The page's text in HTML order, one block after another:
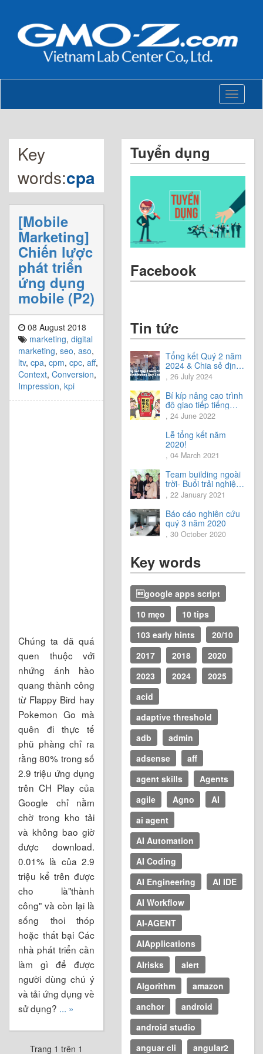
Toggle
Key
words:cpa
[Mobile
Marketing]
Chiến lược
phát triển
ứng dụng
mobile (P2)
08 August 2018
marketing, digital
marketing, seo, aso,
ltv, cpa, cpm, cpc, aff,
Context, Conversion,
Impression, kpi
Chúng ta đã quá
quen thuộc với
nhứng ánh hào
quang thành công
từ Flappy Bird hay
Pokemon Go mà
quên đi thực tế
phũ phàng chỉ ra
rằng 80% trong số
2.9 triệu ứng dụng
trên CH Play của
Google chỉ nằm
chờ trong kho tải
và không bao giờ
được download.
0.01% là của 2.9
triệu kể trên được
cho là"thành
công" và còn lại là
sống thoi thóp
hoặc thất bại Các
nhà phát triển cần
làm gì để được
người dùng chú ý
và tải ứng dụng về
sử dụng? ... »
Trang 1 trên 1
Tuyển dụng
Facebook
Tin tức
Tổng kết Quý 2 năm
2024 & Chia sẻ định
hướng Quý 3 năm
2024
, 26 July 2024
Bí kíp nâng cao trình
độ giao tiếp tiếng
Nhật.
, 24 June 2022
Lễ tổng kết năm
2020!
, 04 March 2021
Team building ngoài
trời- Buổi trải nghiệm
tuyệt vời.
, 22 January 2021
Báo cáo nghiên cứu
quý 3 năm 2020
, 30 October 2020
Key words
google apps script
10 mẹo
10 tips
103 early hints
20/10
2017
2018
2020
2023
2024
2025
acid
adaptive threshold
adb
admin
adsense
aff
agent skills
Agents
agile
Agno
AI
ai agent
AI Automation
AI Coding
AI Engineering
AI IDE
AI Workflow
AI-AGENT
AIApplications
AIrisks
alert
Algorithm
amazon
anchor
android
android studio
anguar cli
angular2